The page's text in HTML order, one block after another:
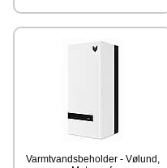
Varmtvandsbeholder - Vølund,